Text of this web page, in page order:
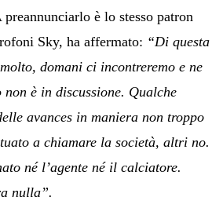
preannunciarlo è lo stesso patron
Sky, ha affermato: “Di questa
domani ci incontreremo e ne
non è in discussione. Qualche
avances in maniera non troppo
a chiamare la società, altri no.
né l’agente né il calciatore.
nulla”.